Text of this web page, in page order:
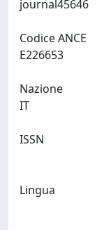
Codice ANCE
Nazione
ISSN
Lingua